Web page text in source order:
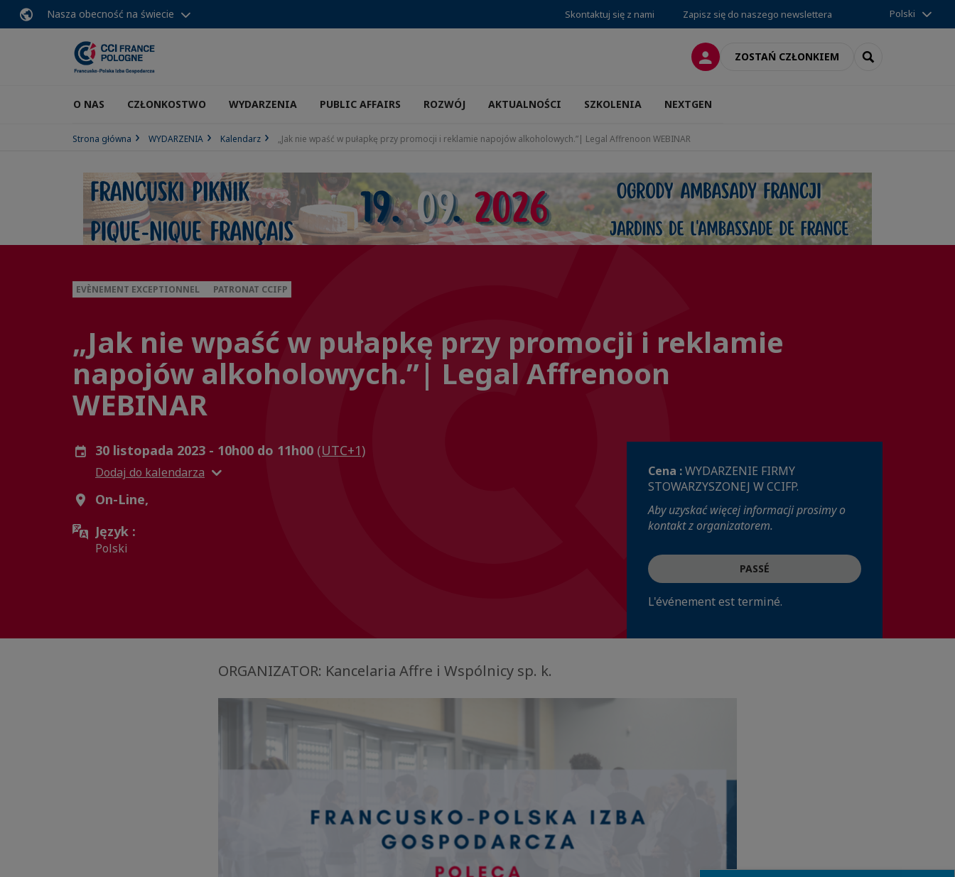
Nasza obecność na świecie Skontaktuj się z nami Zapisz się do naszego newslettera Polski
LOGOWANIEZOSTAŃ CZŁONKIEM SEARCH
O NAS CZŁONKOSTWO WYDARZENIA PUBLIC AFFAIRS ROZWÓJ AKTUALNOŚCI SZKOLENIA NEXTGEN
Strona główna WYDARZENIA Kalendarz „Jak nie wpaść w pułapkę przy promocji i reklamie napojów alkoholowych.”| Legal Affrenoon WEBINAR
EVÈNEMENT EXCEPTIONNEL PATRONAT CCIFP
„Jak nie wpaść w pułapkę przy promocji i reklamie
napojów alkoholowych.”| Legal Affrenoon
WEBINAR
30 listopada 2023 - 10h00 do 11h00 (UTC+1)
Dodaj do kalendarza
On-Line,
Język :
Polski
Cena :WYDARZENIE FIRMY
STOWARZYSZONEJ W CCIFP.
Aby uzyskać więcej informacji prosimy o
kontakt z organizatorem.
PASSÉ
L'événement est terminé.
ORGANIZATOR: Kancelaria Affre i Wspólnicy sp. k.